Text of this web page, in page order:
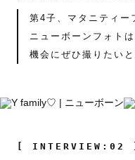
第4子、マタニティー
ニューボーンフォト
機会にぜひ撮りたいと
[ INTERVIEW:02 ]